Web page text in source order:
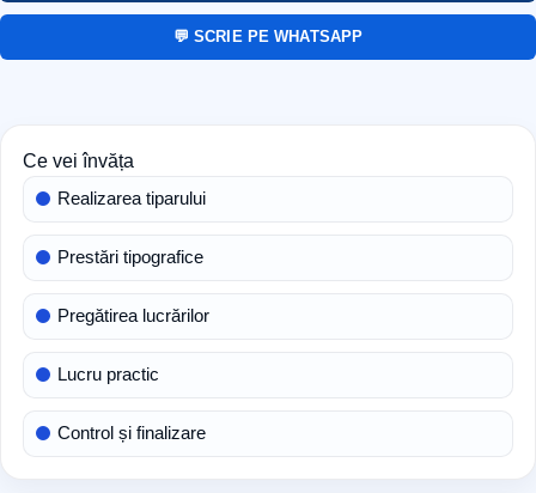
💬 SCRIE PE WHATSAPP
Ce vei învăța
Realizarea tiparului
Prestări tipografice
Pregătirea lucrărilor
Lucru practic
Control și finalizare